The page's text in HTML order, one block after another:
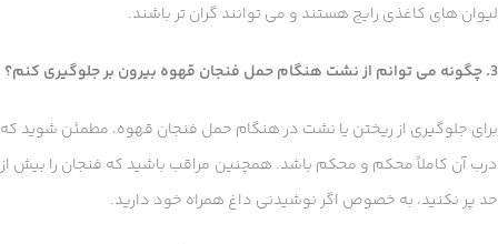
لیوان های کاغذی رایج هستند و می توانند گران تر باشند.
3. چگونه می توانم از نشت هنگام حمل فنجان قهوه بیرون بر جلوگیری کنم؟
برای جلوگیری از ریختن یا نشت در هنگام حمل فنجان قهوه، مطمئن شوید که
درب آن کاملاً محکم و محکم باشد. همچنین مراقب باشید که فنجان را بیش از
حد پر نکنید، به خصوص اگر نوشیدنی داغ همراه خود دارید.